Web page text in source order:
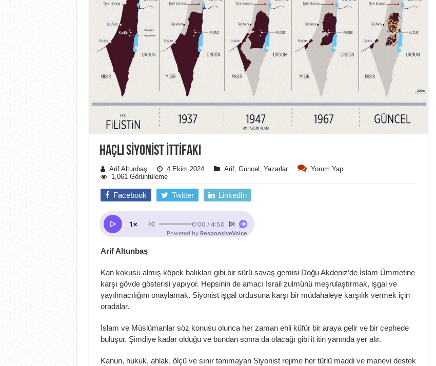
HAÇLI SIYONIST ITTIFAKI
Arif Altunbaş 4 Ekim 2024 Arif, Güncel , Yazarlar
Yorum Yap
1,061 Görüntüleme
Facebook Twitter LinkedIn
Arif Altunbaş
Kan kokusu almış köpek balıkları gibi bir sürü savaş gemisi Doğu Akdeniz’de İslam Ümmetine
karşı gövde gösterisi yapıyor. Hepsinin de amacı İsrail zulmünü meşrulaştırmak, işgal ve
yayılmacılığını onaylamak. Siyonist işgal ordusuna karşı bir müdahaleye karşılık vermek için
oradalar.
İslam ve Müslümanlar söz konusu olunca her zaman ehli küfür bir araya gelir ve bir cephede
buluşur. Şimdiye kadar olduğu ve bundan sonra da olacağı gibi it itin yanında yer alır.
Kanun, hukuk, ahlak, ölçü ve sınır tanımayan Siyonist rejime her türlü maddi ve manevi destek